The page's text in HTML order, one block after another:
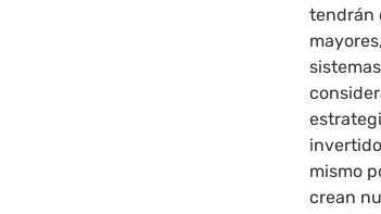
tendrán
mismo
crean